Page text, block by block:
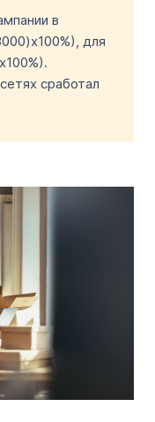
в
для
сработал